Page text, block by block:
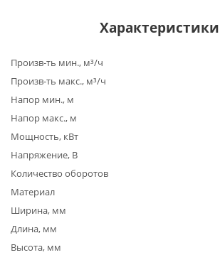
Характеристики
Произв-ть мин., м³/ч
Произв-ть макс., м³/ч
Напор мин., м
Напор макс., м
Мощность, кВт
Напряжение, В
Количество оборотов
Материал
Ширина, мм
Длина, мм
Высота, мм